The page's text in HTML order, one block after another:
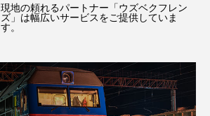
現地の頼れるパートナー「ウズベクフレン
ズ」は幅広いサービスをご提供していま
す。